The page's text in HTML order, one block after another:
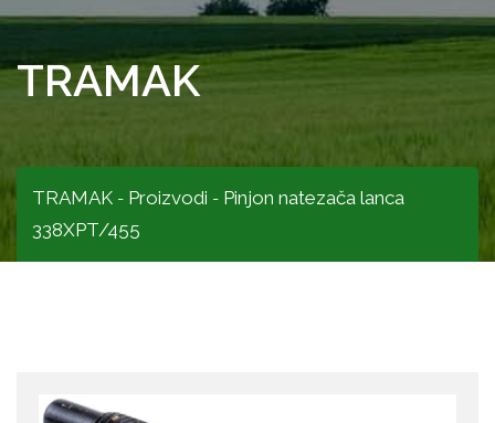
TRAMAK
TRAMAK - Proizvodi - Pinjon natezača lanca
338XPT/455